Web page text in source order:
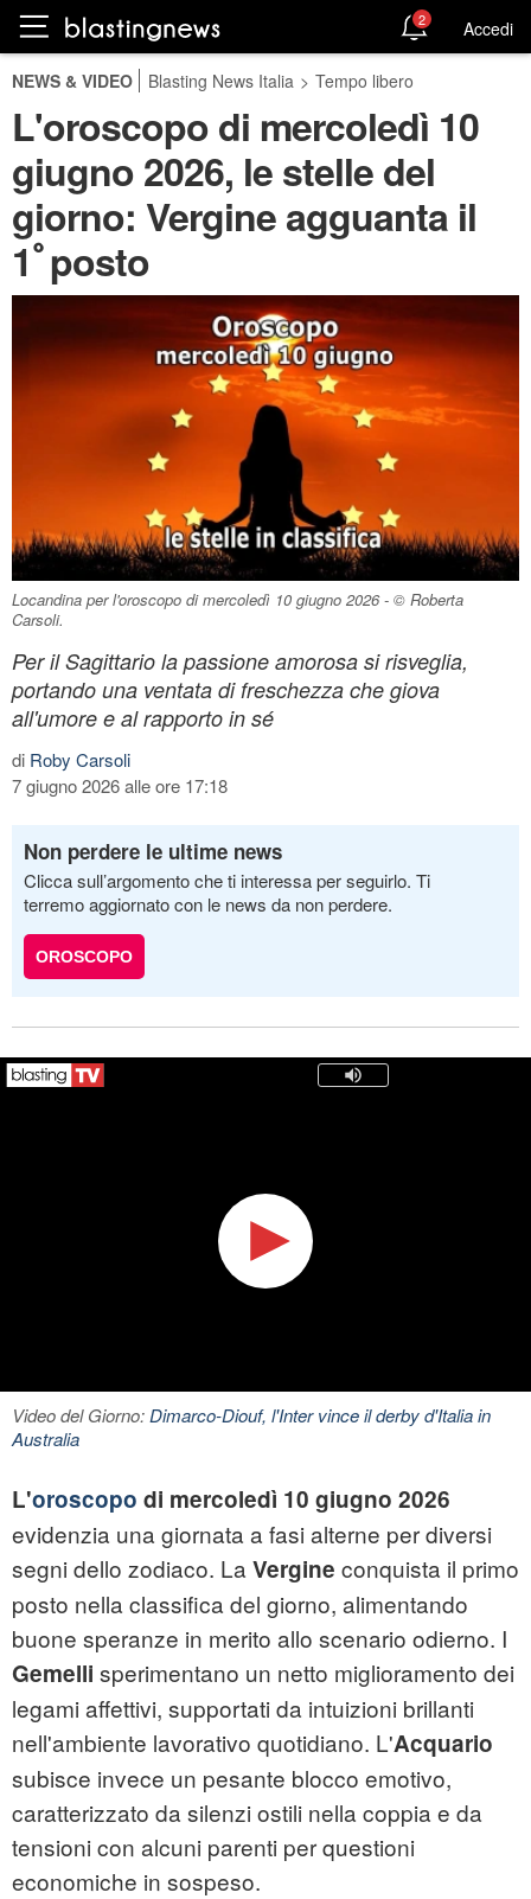
2 Accedi
NEWS & VIDEO Blasting News Italia > Tempo libero
L'oroscopo di mercoledì 10
giugno 2026, le stelle del
giorno: Vergine agguanta il
1ﾟposto
Locandina per l'oroscopo di mercoledì 10 giugno 2026 - © Roberta
Carsoli.
Per il Sagittario la passione amorosa si risveglia,
portando una ventata di freschezza che giova
all'umore e al rapporto in sé
di Roby Carsoli
7 giugno 2026 alle ore 17:18
Non perdere le ultime news
Clicca sull’argomento che ti interessa per seguirlo. Ti
terremo aggiornato con le news da non perdere.
OROSCOPO
Video del Giorno:Dimarco-Diouf, l'Inter vince il derby d'Italia in
Australia
L'oroscopo di mercoledì 10 giugno 2026
evidenzia una giornata a fasi alterne per diversi
segni dello zodiaco. La Vergine conquista il primo
posto nella classifica del giorno, alimentando
buone speranze in merito allo scenario odierno. I
Gemelli sperimentano un netto miglioramento dei
legami affettivi, supportati da intuizioni brillanti
nell'ambiente lavorativo quotidiano. L'Acquario
subisce invece un pesante blocco emotivo,
caratterizzato da silenzi ostili nella coppia e da
tensioni con alcuni parenti per questioni
economiche in sospeso.